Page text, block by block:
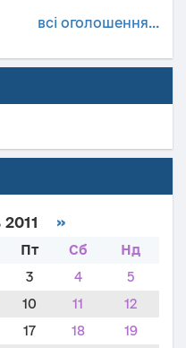
всі оголошення...
2011 »
Пт Сб
Нд
3 4
5
10 11
12
17 18
19